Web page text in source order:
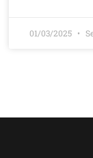
01/03/2025